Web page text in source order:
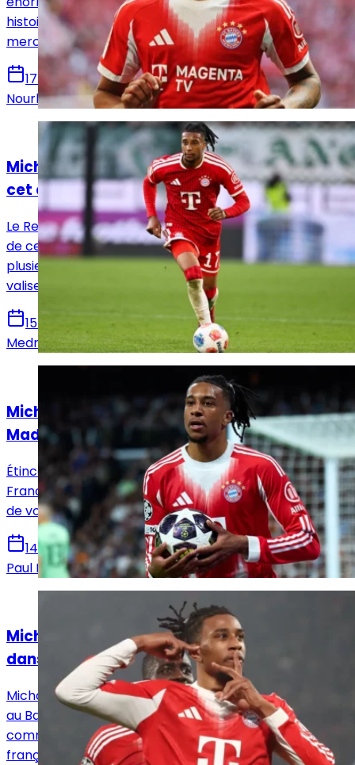
histoire qui dépasse désormais le simple cadre du
mercato.
17 juillet 2026
Nourhane Haroui
Actualités
Michael Olise veut rejoindre le Real Madrid
cet été !
Le Real Madrid a peut-être reçu la meilleure nouvelle
de cet été. A la poursuite de Michael Olise depuis
plusieurs semaines, le Français pourrait poser ses
valises cet été à Valdebebas.
15 juillet 2026
Medric Bouzermane
Michael Olise, le rêve XXL qui obsède le Real
Madrid
Étincelant avec le Bayern Munich et l’équipe de
France, Michael Olise fascine le Real Madrid, qui attend
de voir si une ouverture peut exister cet été.
14 juillet 2026
Paul Durel
Michael Olise, le Real Madrid plus que jamais
dans un coin de sa tête
Michael Olise s'interroge sérieusement sur son avenir
au Bayern Munich. En interne, le Real Madrid apparaît
comme la destination qui attire le plus l'international
français.